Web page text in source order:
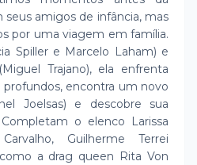
amigos de infância, mas
por uma viagem em família.
Spiller e Marcelo Laham) e
Trajano), ela enfrenta
encontra um novo
Joelsas) e descobre sua
o elenco Larissa
Guilherme Terrei
a drag queen Rita Von